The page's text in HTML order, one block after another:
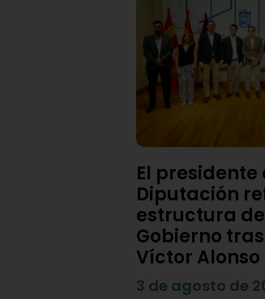
El presidente
Diputación
estructura
Gobierno
Víctor Alonso
3 de agosto de